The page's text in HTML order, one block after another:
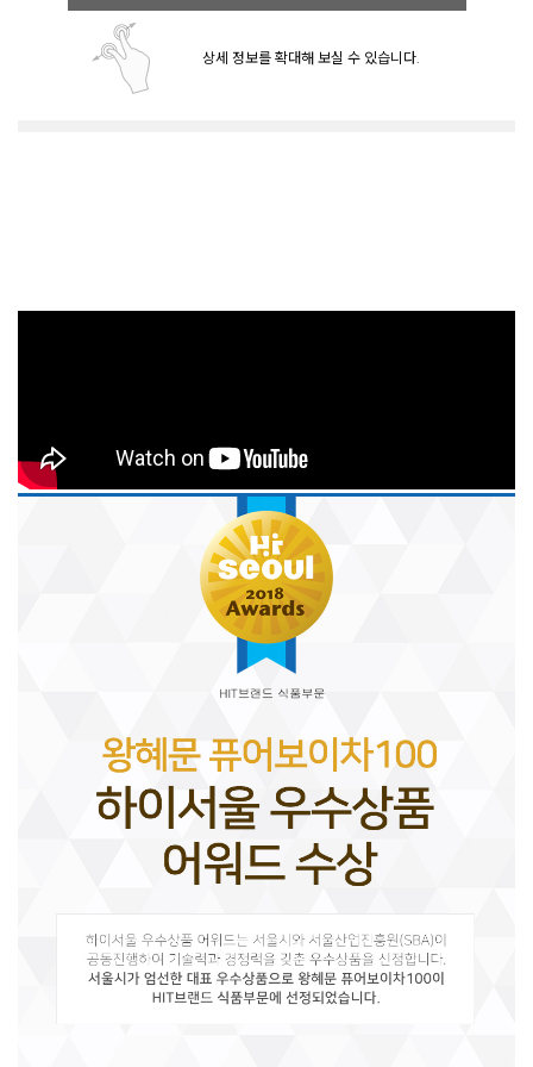
상세 정보를 확대해 보실 수 있습니다.